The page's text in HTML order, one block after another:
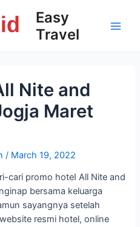
Easy
Travel
Nite and
Maret
/ March 19, 2022
cari promo hoteI All Nite and
bersama keluarga
sayangnya setelah
resmi hotel, online